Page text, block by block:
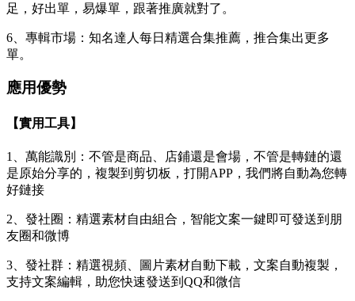
足，好出單，易爆單，跟著推廣就對了。
6、專輯市場：知名達人每日精選合集推薦，推合集出更多
單。
應用優勢
【實用工具】
1、萬能識別：不管是商品、店鋪還是會場，不管是轉鏈的還
是原始分享的，複製到剪切板，打開APP，我們將自動為您轉
好鏈接
2、發社圈：精選素材自由組合，智能文案一鍵即可發送到朋
友圈和微博
3、發社群：精選視頻、圖片素材自動下載，文案自動複製，
支持文案編輯，助您快速發送到QQ和微信